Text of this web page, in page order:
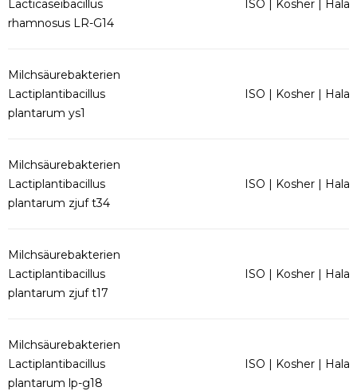
Lacticaseibacillus
rhamnosus LR-G14
ISO | Kosher | Halal
Milchsäurebakterien
Lactiplantibacillus
plantarum ys1
ISO | Kosher | Halal
Milchsäurebakterien
Lactiplantibacillus
plantarum zjuf t34
ISO | Kosher | Halal
Milchsäurebakterien
Lactiplantibacillus
plantarum zjuf t17
ISO | Kosher | Halal
Milchsäurebakterien
Lactiplantibacillus
plantarum lp-g18
ISO | Kosher | Halal